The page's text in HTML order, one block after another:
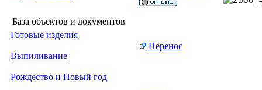
База объектов и документов
Готовые изделия
Выпиливание
Рождество и Новый год
Перенос